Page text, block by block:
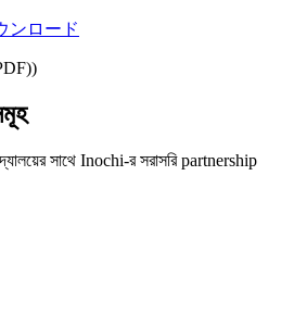
ンロード
)
সাথে Inochi-র সরাসরি partnership